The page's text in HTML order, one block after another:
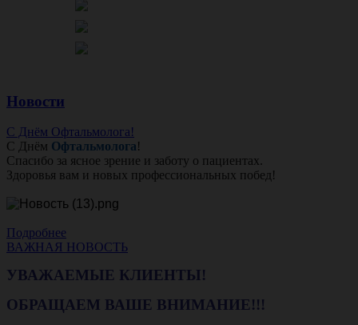
Новости
С Днём Офтальмолога!
С Днём Офтальмолога!
Спасибо за ясное зрение и заботу о пациентах.
Здоровья вам и новых профессиональных побед!
Подробнее
ВАЖНАЯ НОВОСТЬ
УВАЖАЕМЫЕ КЛИЕНТЫ!
ОБРАЩАЕМ ВАШЕ ВНИМАНИЕ!!!